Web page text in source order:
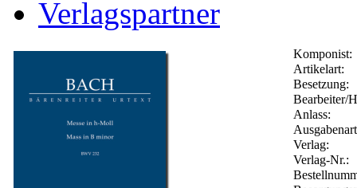
Verlagspartner
Komponist:
Artikelart:
Besetzung:
Bearbeiter/
Anlass:
Verlag:
Verlag-Nr.: